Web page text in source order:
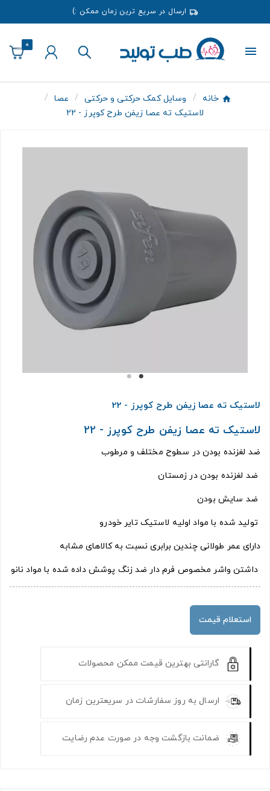
ارسال در سریع ترین زمان ممکن :)
0
خانه وسایل کمک حرکتی و حرکتی
عصا
لاستیک ته عصا زیفن طرح کوپرز - 22
لاستیک ته عصا زیفن طرح کوپرز - 22
لاستیک ته عصا زیفن طرح کوپرز - 22
ضد لغزنده بودن در سطوح مختلف و مرطوب
ضد لغزنده بودن در زمستان
ضد سایش بودن
تولید شده با مواد اولیه لاستیک تایر خودرو
دارای عمر طولانی چندین برابری نسبت به کالاهای مشابه
داشتن واشر مخصوص فرم دار ضد زنگ پوشش داده شده با مواد نانو
استعلام قیمت
گارانتی بهترین قیمت ممکن محصولات
ارسال به روز سفارشات در سریعترین زمان
ضمانت بازگشت وجه در صورت عدم رضایت